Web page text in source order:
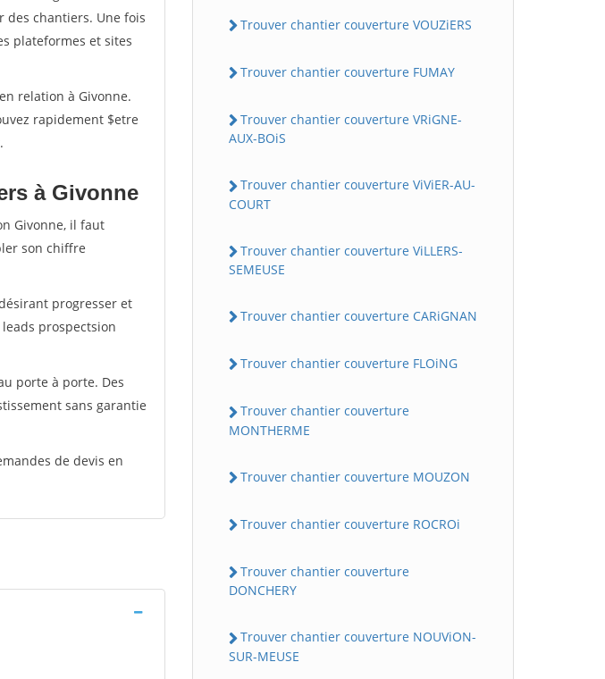
des chantiers. Une fois
plateformes et sites
relation à Givonne.
rapidement $etre
à Givonne
Givonne, il faut
son chiffre
progresser et
prospectsion
porte à porte. Des
sans garantie
de devis en
Trouver chantier couverture VOUZiERS
Trouver chantier couverture FUMAY
Trouver chantier couverture VRiGNE-
AUX-BOiS
Trouver chantier couverture ViViER-AU-
COURT
Trouver chantier couverture ViLLERS-
SEMEUSE
Trouver chantier couverture CARiGNAN
Trouver chantier couverture FLOiNG
Trouver chantier couverture
MONTHERME
Trouver chantier couverture MOUZON
Trouver chantier couverture ROCROi
Trouver chantier couverture
DONCHERY
Trouver chantier couverture NOUViON-
SUR-MEUSE